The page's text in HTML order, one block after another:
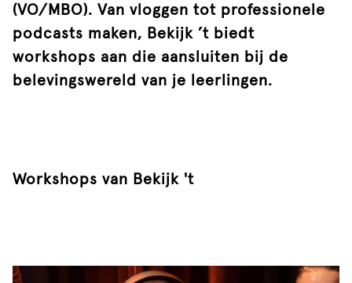
(VO/MBO). Van vloggen tot professionele
podcasts maken, Bekijk ’t biedt
workshops aan die aansluiten bij de
belevingswereld van je leerlingen.
Workshops van Bekijk 't